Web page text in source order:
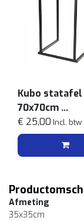
Kubo statafel
70x70cm
Zwart
€ 25,00 Incl. btw
Afmeting
35x35cm